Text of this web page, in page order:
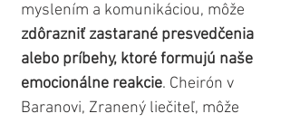
myslením a komunikáciou, môže
zdôrazniť zastarané presvedčenia
alebo príbehy, ktoré formujú naše
emocionálne reakcie. Cheirón v
Baranovi, Zranený liečiteľ, môže